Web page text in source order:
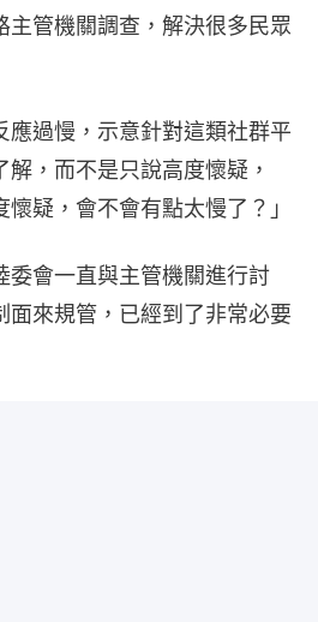
主管機關調查，解決很多民眾
應過慢，示意針對這類社群平
，而不是只說高度懷疑，
懷疑，會不會有點太慢了？」
委會一直與主管機關進行討
面來規管，已經到了非常必要